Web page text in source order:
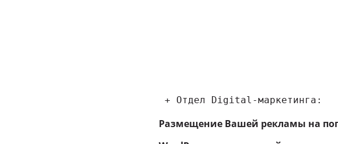
+ Отдел Digital-маркетинга:
Размещение Вашей рекламы на